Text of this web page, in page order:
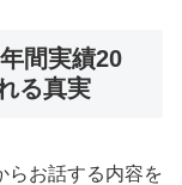
間実績20
る真実
らお話する内容を